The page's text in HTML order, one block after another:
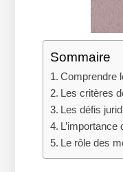
Sommaire
Comprendre
Les critères
Les défis
Le rôle des